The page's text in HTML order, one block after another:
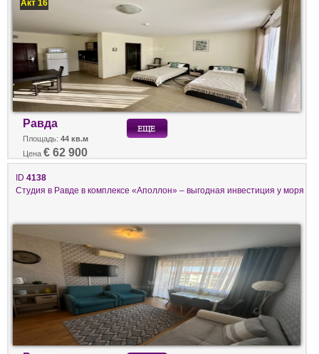
Акт 16
Равда
Площадь: 44 кв.м
Цена € 62 900
ID 4138
Студия в Равде в комплексе «Аполлон» – выгодная инвестиция у моря